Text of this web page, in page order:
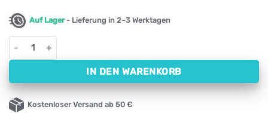
Auf Lager- Lieferung in 2–3 Werktagen
Nachtkerzenöl, kaltgepresst Oleofarm (250 ml) Menge
IN DEN WARENKORB
Kostenloser Versand ab 50 €